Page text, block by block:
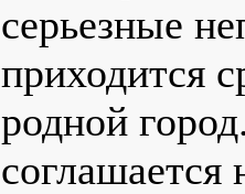
серьезные
приходится
родной
соглашается